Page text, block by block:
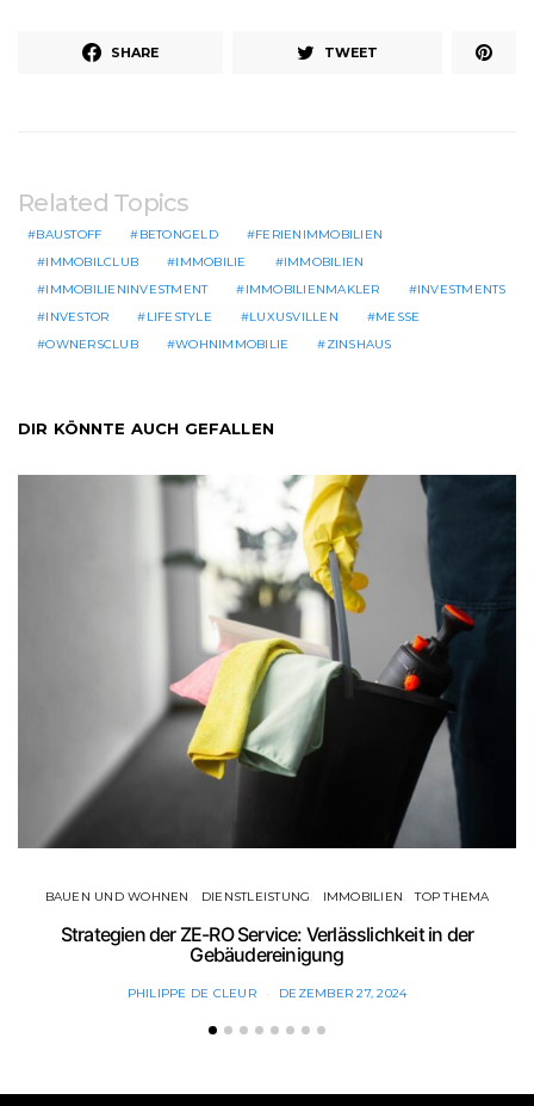
SHARE TWEET
Related Topics
BAUSTOFF BETONGELD
FERIENIMMOBILIEN
IMMOBILCLUB
IMMOBILIE
IMMOBILIEN
IMMOBILIENINVESTMENT
IMMOBILIENMAKLER
INVESTMENTS
INVESTOR
LIFESTYLE LUXUSVILLEN
MESSE
OWNERSCLUB
WOHNIMMOBILIE ZINSHAUS
DIR KÖNNTE AUCH GEFALLEN
BAUEN UND WOHNEN DIENSTLEISTUNG IMMOBILIEN TOP THEMA
Strategien der ZE-RO Service: Verlässlichkeit in der
Gebäudereinigung
PHILIPPE DE CLEUR DEZEMBER 27, 2024